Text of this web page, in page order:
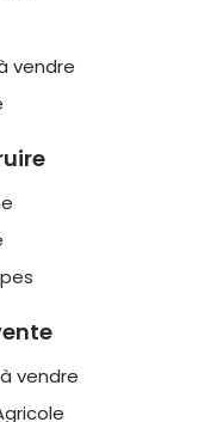
vendre
vendre